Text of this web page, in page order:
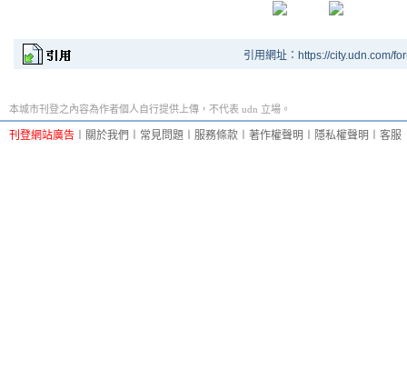
引用網址：https://city.udn.com/
本城市刊登之內容為作者個人自行提供上傳，不代表 udn 立場。
刊登網站廣告 關於我們 常見問題 服務條款 著作權聲明 隱私權聲明 客服